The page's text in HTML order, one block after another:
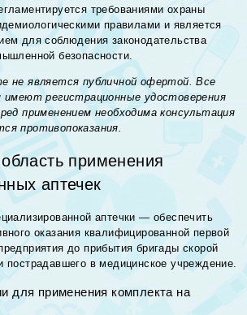
требованиями охраны
правилами и является
для соблюдения законодательства
безопасности.
не является публичной офертой. Все
имеют регистрационные удостоверения
применением необходима консультация
противопоказания.
применения
аптечек
аптечки — обеспечить
оказания квалифицированной первой
до прибытия бригады скорой
в медицинское учреждение.
для применения комплекта на